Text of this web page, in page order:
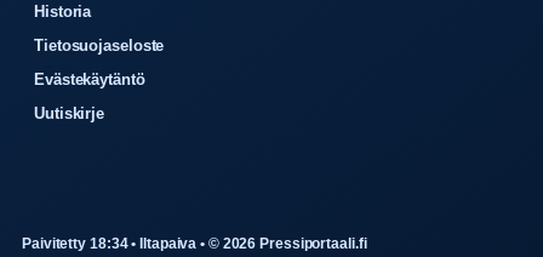
Historia
Tietosuojaseloste
Evästekäytäntö
Uutiskirje
Paivitetty 18:34 • Iltapaiva • © 2026 Pressiportaali.fi